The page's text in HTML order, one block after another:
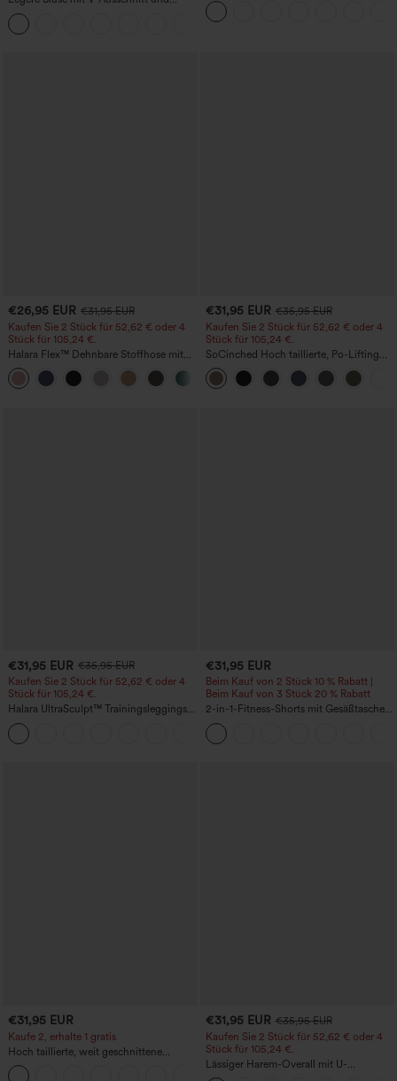
kurzen Puffärmeln
Po-Form, Bauchkontrolle, Taschen und
formende Passform
€26,95 EUR €31,95 EUR
Kaufen Sie 2 Stück für 52,62 € oder 4
Stück für 105,24 €.
Halara Flex™ Dehnbare Stoffhose mit
hohem Bund, Waffelmuster,
Seitentaschen und weitem Bein
+21
€31,95 EUR €35,95 EUR
Kaufen Sie 2 Stück für 52,62 € oder 4
Stück für 105,24 €.
SoCinched Hoch taillierte, Po-Lifting
7/8-Trainingsleggings mit
Bauchkontrolle und Seitentaschen
€31,95 EUR €35,95 EUR
Kaufen Sie 2 Stück für 52,62 € oder 4
Stück für 105,24 €.
Halara UltraSculpt™ Trainingsleggings
mit hoher Taille – formend, Po-Lifting,
Bauchkontrolle und mit Taschen
€31,95 EUR
Beim Kauf von 2 Stück 10 % Rabatt |
Beim Kauf von 3 Stück 20 % Rabatt
2-in-1-Fitness-Shorts mit Gesäßtasche
und seitlicher versteckter Tasche 6,3 cm
€31,95 EUR
Kaufe 2, erhalte 1 gratis
Hoch taillierte, weit geschnittene
Freizeithose aus Leinenmischung mit
Kordelzug und Taschen
€31,95 EUR €35,95 EUR
Kaufen Sie 2 Stück für 52,62 € oder 4
Stück für 105,24 €.
Lässiger Harem-Overall mit U-
Ausschnitt und Taschen - Easy Peezy